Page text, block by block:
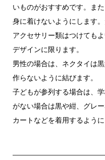
いものがおすすめです。ま
身に着けないようにします
アクセサリー類はつけても
デザインに限ります。
男性の場合は、ネクタイは
作らないように結びます。
子どもが参列する場合は、
がない場合は黒や紺、グレ
カートなどを着用するように